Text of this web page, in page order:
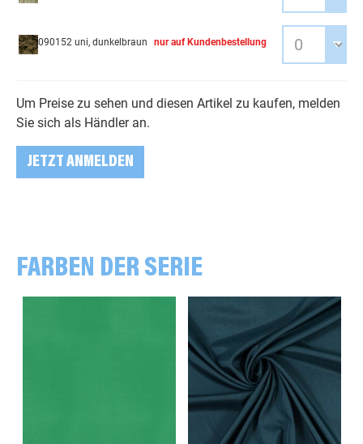
090152 uni, dunkelbraun nur auf Kundenbestellung
Um Preise zu sehen und diesen Artikel zu kaufen, melden
Sie sich als Händler an.
JETZT ANMELDEN
FARBEN DER SERIE